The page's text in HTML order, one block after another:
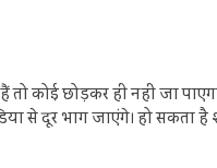
कोई छोड़कर ही नहीं जा
से दूर भाग जाएंगे। हो सकता